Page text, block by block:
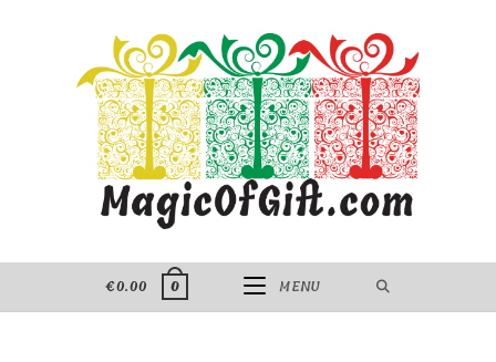
€0.00 0 MENU